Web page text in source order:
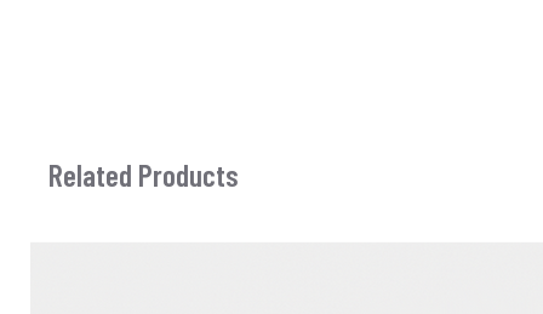
Related Products